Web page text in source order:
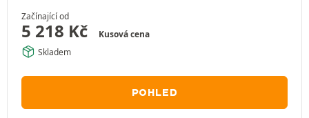
Začínající od
5 218 Kč
Kusová cena
Skladem
POHLED